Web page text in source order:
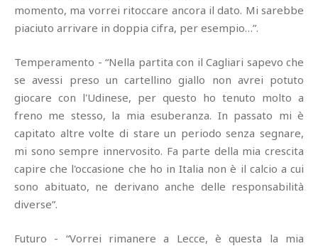
momento, ma vorrei ritoccare ancora il dato. Mi sarebbe
piaciuto arrivare in doppia cifra, per esempio…”.
Temperamento - “Nella partita con il Cagliari sapevo che
se avessi preso un cartellino giallo non avrei potuto
giocare con l'Udinese, per questo ho tenuto molto a
freno me stesso, la mia esuberanza. In passato mi è
capitato altre volte di stare un periodo senza segnare,
mi sono sempre innervosito. Fa parte della mia crescita
capire che l'occasione che ho in Italia non è il calcio a cui
sono abituato, ne derivano anche delle responsabilità
diverse”.
Futuro - “Vorrei rimanere a Lecce, è questa la mia